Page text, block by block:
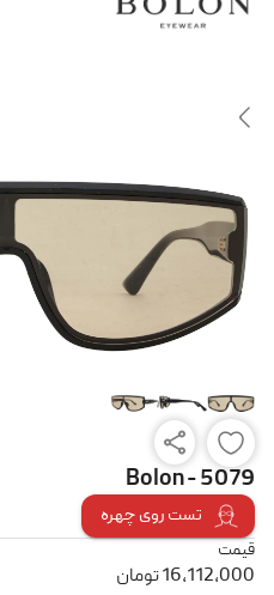
Bolon - 5079
تست روی چهره
قیمت
16,112,000تومان